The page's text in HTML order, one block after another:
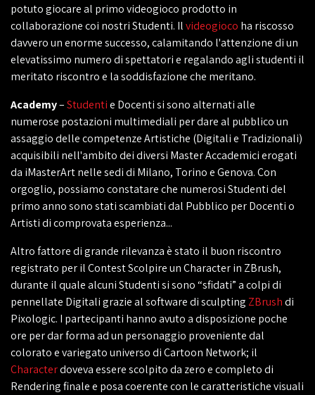
potuto giocare al primo videogioco prodotto in
collaborazione coi nostri Studenti. Ilvideogioco ha riscosso
davvero un enorme successo, calamitando l'attenzione di un
elevatissimo numero di spettatori e regalando agli studenti il
meritato riscontro e la soddisfazione che meritano.
Academy–Studentie Docenti si sono alternati alle
numerose postazioni multimediali per dare al pubblico un
assaggio delle competenze Artistiche (Digitali e Tradizionali)
acquisibili nell'ambito dei diversi Master Accademici erogati
da iMasterArt nelle sedi di Milano, Torino e Genova. Con
orgoglio, possiamo constatare che numerosi Studenti del
primo anno sono stati scambiati dal Pubblico per Docenti o
Artisti di comprovata esperienza...
Altro fattore di grande rilevanza è stato il buon riscontro
registrato per il Contest Scolpire un Character in ZBrush,
durante il quale alcuni Studenti si sono “sfidati” a colpi di
pennellate Digitali grazie al software di sculpting ZBrushdi
Pixologic. I partecipanti hanno avuto a disposizione poche
ore per dar forma ad un personaggio proveniente dal
colorato e variegato universo di Cartoon Network; il
Characterdoveva essere scolpito da zero e completo di
Rendering finale e posa coerente con le caratteristiche visuali